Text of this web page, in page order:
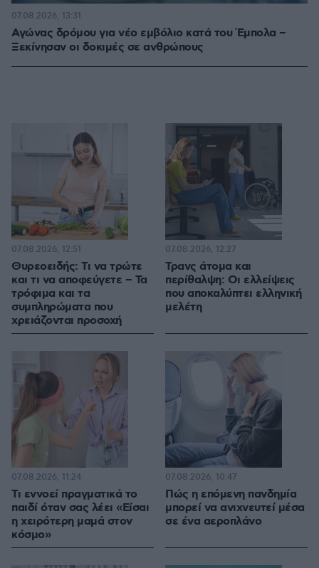
Αγώνας δρόμου για νέο εμβόλιο κατά του Έμπολα –
Ξεκίνησαν οι δοκιμές σε ανθρώπους
07.08.2026, 13:31
Θυρεοειδής: Τι να τρώτε
και τι να αποφεύγετε – Τα
τρόφιμα και τα
συμπληρώματα που
χρειάζονται προσοχή
07.08.2026, 12:51
Τρανς άτομα και
περίθαλψη: Οι ελλείψεις
που αποκαλύπτει ελληνική
μελέτη
07.08.2026, 12:27
Τι εννοεί πραγματικά το
παιδί όταν σας λέει «Είσαι
η χειρότερη μαμά στον
κόσμο»
07.08.2026, 11:24
Πώς η επόμενη πανδημία
μπορεί να ανιχνευτεί μέσα
σε ένα αεροπλάνο
07.08.2026, 10:47